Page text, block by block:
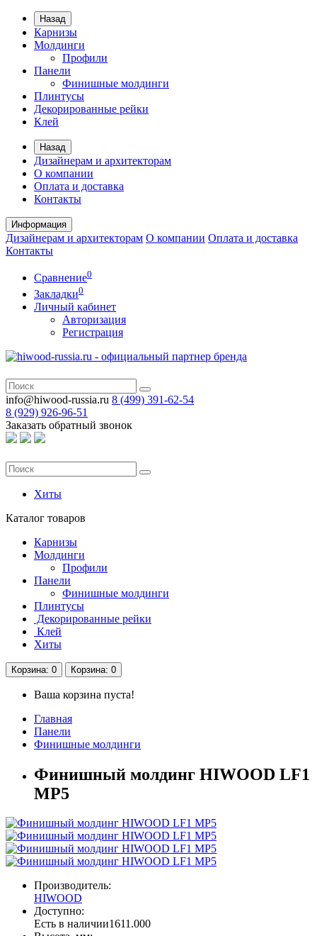
Назад
Карнизы
Молдинги
Профили
Панели
Финишные молдинги
Плинтусы
Декорированные рейки
Клей
Назад
Дизайнерам и архитекторам
О компании
Оплата и доставка
Контакты
Информация
Дизайнерам и архитекторам О компании Оплата и доставка
Контакты
Сравнение0
Закладки0
Личный кабинет
Авторизация
Регистрация
info@hiwood-russia.ru 8 (499) 391-62-54
8 (929) 926-96-51
Заказать обратный звонок
Хиты
Каталог товаров
Карнизы
Молдинги
Профили
Панели
Финишные молдинги
Плинтусы
Декорированные рейки
Клей
Хиты
Корзина: 0 Корзина: 0
Ваша корзина пуста!
Главная
Панели
Финишные молдинги
Финишный молдинг HIWOOD LF1
MP5
Производитель:
HIWOOD
Доступно:
Есть в наличии1611.000